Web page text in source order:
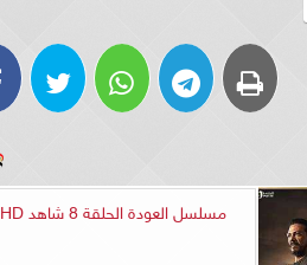
مسلسل العودة الحلقة 8 شاهد HD